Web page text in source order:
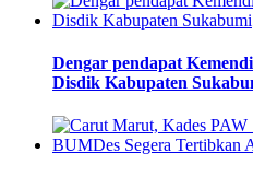
Dengar pendapat
Disdik Kabupaten